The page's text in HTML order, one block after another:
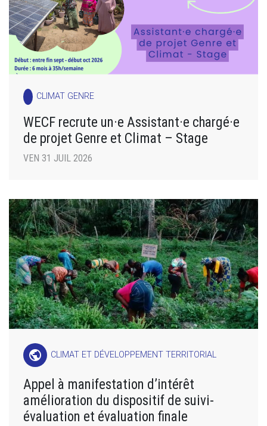
CLIMAT GENRE
WECF recrute un·e Assistant·e chargé·e
de projet Genre et Climat – Stage
VEN 31 JUIL 2026
public CLIMAT ET DÉVELOPPEMENT TERRITORIAL
Appel à manifestation d’intérêt
amélioration du dispositif de suivi-
évaluation et évaluation finale